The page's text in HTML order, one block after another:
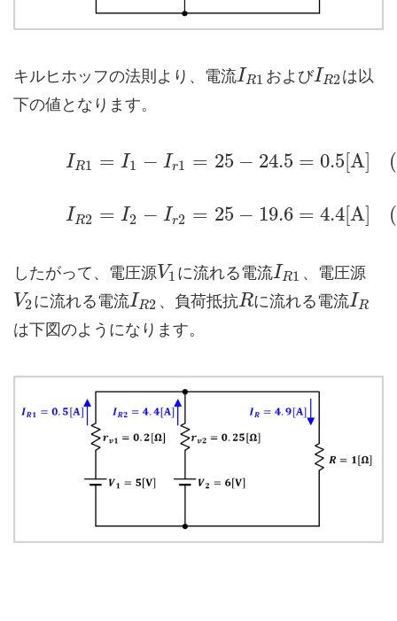
キルヒホッフの法則より、電流IR1 およびIR2は以
下の値となります。
IR1
I R2
= I1 − Ir1 = 25 − 24.5 = 0.5[A]
= I2 − Ir2 = 25 − 19.6 = 4.4 [A
したがって、電圧源V1 に流れる電流IR1 、電圧源
V2に流れる電流IR2 、負荷抵抗Rに流れる電流IR
は下図のようになります。